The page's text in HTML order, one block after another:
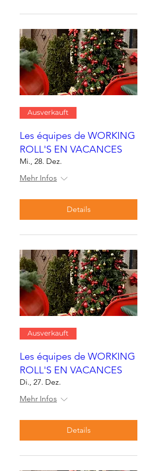
Ausverkauft
Les équipes de WORKING
ROLL'S EN VACANCES
Mi., 28. Dez.
Mehr Infos
Details
Ausverkauft
Les équipes de WORKING
ROLL'S EN VACANCES
Di., 27. Dez.
Mehr Infos
Details